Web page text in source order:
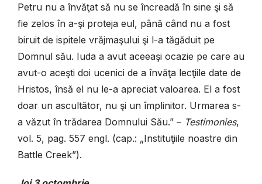
Petru nu a învăţat să nu se încreadă în sine şi să
fie zelos în a-şi proteja eul, până când nu a fost
biruit de ispitele vrăjmaşului şi l-a tăgăduit pe
Domnul său. Iuda a avut aceeaşi ocazie pe care au
avut-o aceşti doi ucenici de a învăţa lecţiile date de
Hristos, însă el nu le-a apreciat valoarea. El a fost
doar un ascultător, nu şi un împlinitor. Urmarea s-
a văzut în trădarea Domnului Său.” – Testimonies,
vol. 5, pag. 557 engl. (cap.: „Instituţiile noastre din
Battle Creek”).